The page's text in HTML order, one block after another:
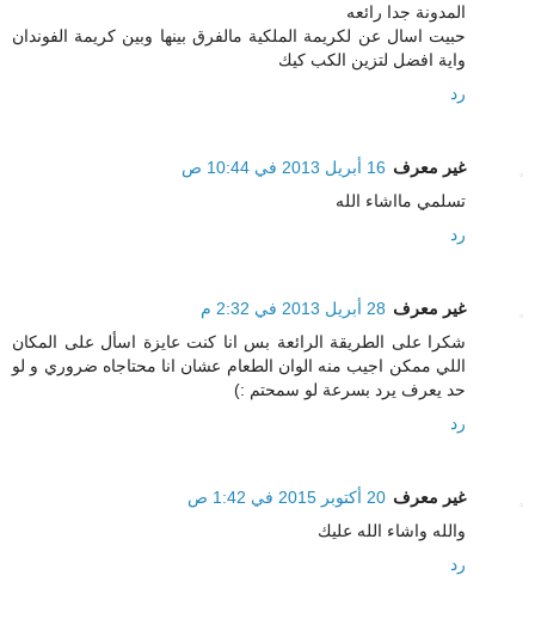
المدونة جدا رائعه
حبيت اسال عن لكريمة الملكية مالفرق بينها وبين كريمة الفوندان
واية افضل لتزين الكب كيك
رد
غير معرف 16 أبريل 2013 في 10:44 ص
تسلمي مااشاء الله
رد
غير معرف 28 أبريل 2013 في 2:32 م
شكرا على الطريقة الرائعة بس انا كنت عايزة اسأل على المكان
اللي ممكن اجيب منه الوان الطعام عشان انا محتاجاه ضروري و لو
حد يعرف يرد بسرعة لو سمحتم :)
رد
غير معرف 20 أكتوبر 2015 في 1:42 ص
والله واشاء الله عليك
رد